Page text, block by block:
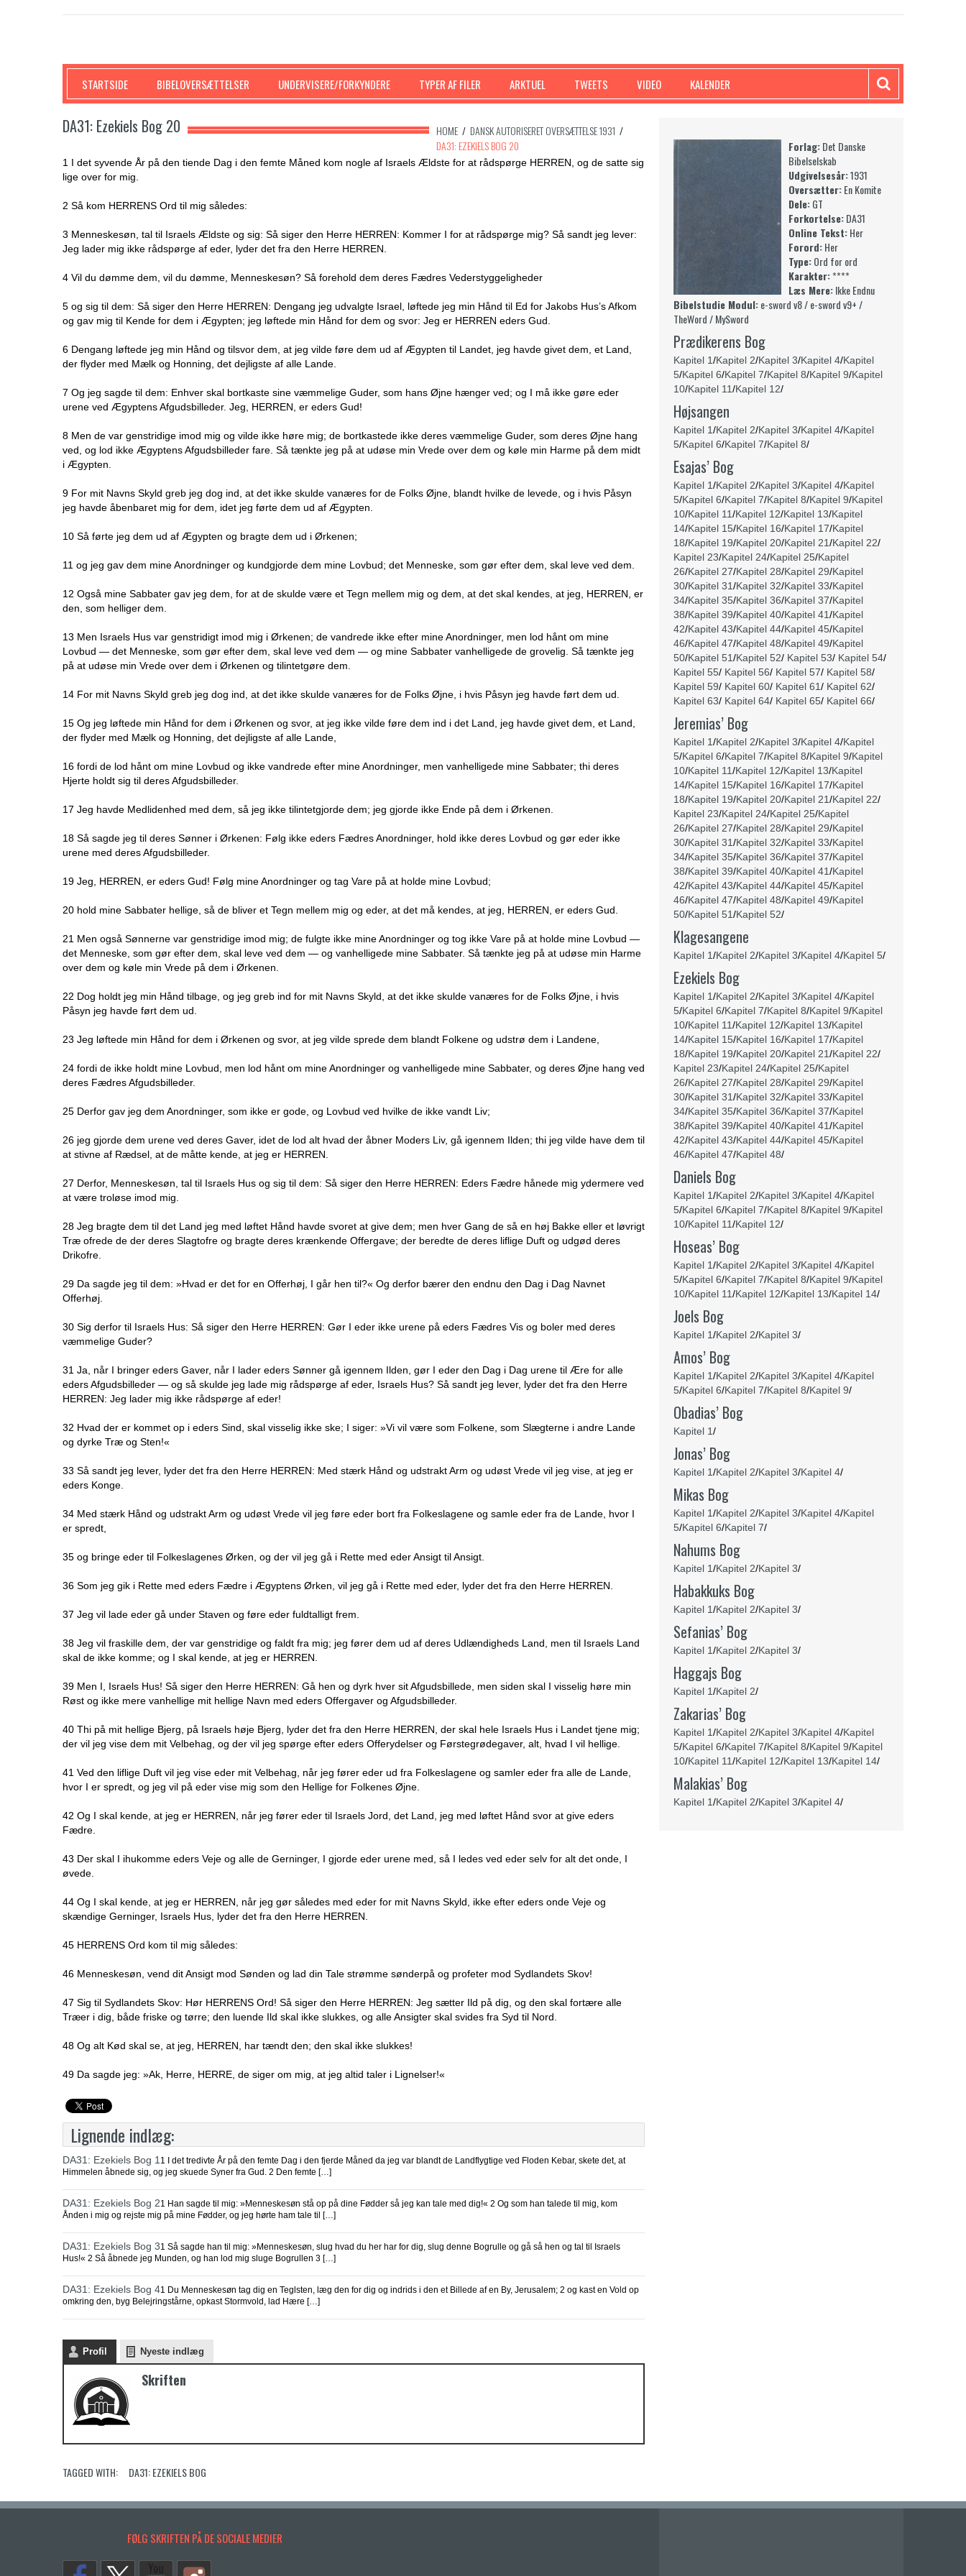
SKRIFTEN
STARTSIDE BIBELOVERSÆTTELSER UNDERVISERE/FORKYNDERE TYPER AF FILER ARKTUEL TWEETS VIDEO KALENDER
HOME / DANSK AUTORISERET OVERSÆTTELSE 1931 /
DA31: EZEKIELS BOG 20
DA31: Ezekiels Bog 20
1 I det syvende År på den tiende Dag i den femte Måned kom nogle af Israels Ældste for at rådspørge HERREN, og de satte sig
lige over for mig.
2 Så kom HERRENS Ord til mig således:
3 Menneskesøn, tal til Israels Ældste og sig: Så siger den Herre HERREN: Kommer I for at rådspørge mig? Så sandt jeg lever:
Jeg lader mig ikke rådspørge af eder, lyder det fra den Herre HERREN.
4 Vil du dømme dem, vil du dømme, Menneskesøn? Så forehold dem deres Fædres Vederstyggeligheder
5 og sig til dem: Så siger den Herre HERREN: Dengang jeg udvalgte Israel, løftede jeg min Hånd til Ed for Jakobs Hus’s Afkom
og gav mig til Kende for dem i Ægypten; jeg løftede min Hånd for dem og svor: Jeg er HERREN eders Gud.
6 Dengang løftede jeg min Hånd og tilsvor dem, at jeg vilde føre dem ud af Ægypten til Landet, jeg havde givet dem, et Land,
der flyder med Mælk og Honning, det dejligste af alle Lande.
7 Og jeg sagde til dem: Enhver skal bortkaste sine væmmelige Guder, som hans Øjne hænger ved; og I må ikke gøre eder
urene ved Ægyptens Afgudsbilleder. Jeg, HERREN, er eders Gud!
8 Men de var genstridige imod mig og vilde ikke høre mig; de bortkastede ikke deres væmmelige Guder, som deres Øjne hang
ved, og lod ikke Ægyptens Afgudsbilleder fare. Så tænkte jeg på at udøse min Vrede over dem og køle min Harme på dem midt
i Ægypten.
9 For mit Navns Skyld greb jeg dog ind, at det ikke skulde vanæres for de Folks Øjne, blandt hvilke de levede, og i hvis Påsyn
jeg havde åbenbaret mig for dem, idet jeg førte dem ud af Ægypten.
10 Så førte jeg dem ud af Ægypten og bragte dem ud i Ørkenen;
11 og jeg gav dem mine Anordninger og kundgjorde dem mine Lovbud; det Menneske, som gør efter dem, skal leve ved dem.
12 Også mine Sabbater gav jeg dem, for at de skulde være et Tegn mellem mig og dem, at det skal kendes, at jeg, HERREN, er
den, som helliger dem.
13 Men Israels Hus var genstridigt imod mig i Ørkenen; de vandrede ikke efter mine Anordninger, men lod hånt om mine
Lovbud — det Menneske, som gør efter dem, skal leve ved dem — og mine Sabbater vanhelligede de grovelig. Så tænkte jeg
på at udøse min Vrede over dem i Ørkenen og tilintetgøre dem.
14 For mit Navns Skyld greb jeg dog ind, at det ikke skulde vanæres for de Folks Øjne, i hvis Påsyn jeg havde ført dem ud.
15 Og jeg løftede min Hånd for dem i Ørkenen og svor, at jeg ikke vilde føre dem ind i det Land, jeg havde givet dem, et Land,
der flyder med Mælk og Honning, det dejligste af alle Lande,
16 fordi de lod hånt om mine Lovbud og ikke vandrede efter mine Anordninger, men vanhelligede mine Sabbater; thi deres
Hjerte holdt sig til deres Afgudsbilleder.
17 Jeg havde Medlidenhed med dem, så jeg ikke tilintetgjorde dem; jeg gjorde ikke Ende på dem i Ørkenen.
18 Så sagde jeg til deres Sønner i Ørkenen: Følg ikke eders Fædres Anordninger, hold ikke deres Lovbud og gør eder ikke
urene med deres Afgudsbilleder.
19 Jeg, HERREN, er eders Gud! Følg mine Anordninger og tag Vare på at holde mine Lovbud;
20 hold mine Sabbater hellige, så de bliver et Tegn mellem mig og eder, at det må kendes, at jeg, HERREN, er eders Gud.
21 Men også Sønnerne var genstridige imod mig; de fulgte ikke mine Anordninger og tog ikke Vare på at holde mine Lovbud —
det Menneske, som gør efter dem, skal leve ved dem — og vanhelligede mine Sabbater. Så tænkte jeg på at udøse min Harme
over dem og køle min Vrede på dem i Ørkenen.
22 Dog holdt jeg min Hånd tilbage, og jeg greb ind for mit Navns Skyld, at det ikke skulde vanæres for de Folks Øjne, i hvis
Påsyn jeg havde ført dem ud.
23 Jeg løftede min Hånd for dem i Ørkenen og svor, at jeg vilde sprede dem blandt Folkene og udstrø dem i Landene,
24 fordi de ikke holdt mine Lovbud, men lod hånt om mine Anordninger og vanhelligede mine Sabbater, og deres Øjne hang ved
deres Fædres Afgudsbilleder.
25 Derfor gav jeg dem Anordninger, som ikke er gode, og Lovbud ved hvilke de ikke vandt Liv;
26 jeg gjorde dem urene ved deres Gaver, idet de lod alt hvad der åbner Moders Liv, gå igennem Ilden; thi jeg vilde have dem til
at stivne af Rædsel, at de måtte kende, at jeg er HERREN.
27 Derfor, Menneskesøn, tal til Israels Hus og sig til dem: Så siger den Herre HERREN: Eders Fædre hånede mig ydermere ved
at være troløse imod mig.
28 Jeg bragte dem til det Land jeg med løftet Hånd havde svoret at give dem; men hver Gang de så en høj Bakke eller et løvrigt
Træ ofrede de der deres Slagtofre og bragte deres krænkende Offergave; der beredte de deres liflige Duft og udgød deres
Drikofre.
29 Da sagde jeg til dem: »Hvad er det for en Offerhøj, I går hen til?« Og derfor bærer den endnu den Dag i Dag Navnet
Offerhøj.
30 Sig derfor til Israels Hus: Så siger den Herre HERREN: Gør I eder ikke urene på eders Fædres Vis og boler med deres
væmmelige Guder?
31 Ja, når I bringer eders Gaver, når I lader eders Sønner gå igennem Ilden, gør I eder den Dag i Dag urene til Ære for alle
eders Afgudsbilleder — og så skulde jeg lade mig rådspørge af eder, Israels Hus? Så sandt jeg lever, lyder det fra den Herre
HERREN: Jeg lader mig ikke rådspørge af eder!
32 Hvad der er kommet op i eders Sind, skal visselig ikke ske; I siger: »Vi vil være som Folkene, som Slægterne i andre Lande
og dyrke Træ og Sten!«
33 Så sandt jeg lever, lyder det fra den Herre HERREN: Med stærk Hånd og udstrakt Arm og udøst Vrede vil jeg vise, at jeg er
eders Konge.
34 Med stærk Hånd og udstrakt Arm og udøst Vrede vil jeg føre eder bort fra Folkeslagene og samle eder fra de Lande, hvor I
er spredt,
35 og bringe eder til Folkeslagenes Ørken, og der vil jeg gå i Rette med eder Ansigt til Ansigt.
36 Som jeg gik i Rette med eders Fædre i Ægyptens Ørken, vil jeg gå i Rette med eder, lyder det fra den Herre HERREN.
37 Jeg vil lade eder gå under Staven og føre eder fuldtalligt frem.
38 Jeg vil fraskille dem, der var genstridige og faldt fra mig; jeg fører dem ud af deres Udlændigheds Land, men til Israels Land
skal de ikke komme; og I skal kende, at jeg er HERREN.
39 Men I, Israels Hus! Så siger den Herre HERREN: Gå hen og dyrk hver sit Afgudsbillede, men siden skal I visselig høre min
Røst og ikke mere vanhellige mit hellige Navn med eders Offergaver og Afgudsbilleder.
40 Thi på mit hellige Bjerg, på Israels høje Bjerg, lyder det fra den Herre HERREN, der skal hele Israels Hus i Landet tjene mig;
der vil jeg vise dem mit Velbehag, og der vil jeg spørge efter eders Offerydelser og Førstegrødegaver, alt, hvad I vil hellige.
41 Ved den liflige Duft vil jeg vise eder mit Velbehag, når jeg fører eder ud fra Folkeslagene og samler eder fra alle de Lande,
hvor I er spredt, og jeg vil på eder vise mig som den Hellige for Folkenes Øjne.
42 Og I skal kende, at jeg er HERREN, når jeg fører eder til Israels Jord, det Land, jeg med løftet Hånd svor at give eders
Fædre.
43 Der skal I ihukomme eders Veje og alle de Gerninger, I gjorde eder urene med, så I ledes ved eder selv for alt det onde, I
øvede.
44 Og I skal kende, at jeg er HERREN, når jeg gør således med eder for mit Navns Skyld, ikke efter eders onde Veje og
skændige Gerninger, Israels Hus, lyder det fra den Herre HERREN.
45 HERRENS Ord kom til mig således:
46 Menneskesøn, vend dit Ansigt mod Sønden og lad din Tale strømme sønderpå og profeter mod Sydlandets Skov!
47 Sig til Sydlandets Skov: Hør HERRENS Ord! Så siger den Herre HERREN: Jeg sætter Ild på dig, og den skal fortære alle
Træer i dig, både friske og tørre; den luende Ild skal ikke slukkes, og alle Ansigter skal svides fra Syd til Nord.
48 Og alt Kød skal se, at jeg, HERREN, har tændt den; den skal ikke slukkes!
49 Da sagde jeg: »Ak, Herre, HERRE, de siger om mig, at jeg altid taler i Lignelser!«
Lignende indlæg:
DA31: Ezekiels Bog 1 1 I det tredivte År på den femte Dag i den fjerde Måned da jeg var blandt de Landflygtige ved Floden Kebar, skete det, at
Himmelen åbnede sig, og jeg skuede Syner fra Gud. 2 Den femte […]
DA31: Ezekiels Bog 21 Han sagde til mig: »Menneskesøn stå op på dine Fødder så jeg kan tale med dig!« 2 Og som han talede til mig, kom
Ånden i mig og rejste mig på mine Fødder, og jeg hørte ham tale til […]
DA31: Ezekiels Bog 31 Så sagde han til mig: »Menneskesøn, slug hvad du her har for dig, slug denne Bogrulle og gå så hen og tal til Israels
Hus!« 2 Så åbnede jeg Munden, og han lod mig sluge Bogrullen 3 […]
DA31: Ezekiels Bog 41 Du Menneskesøn tag dig en Teglsten, læg den for dig og indrids i den et Billede af en By, Jerusalem; 2 og kast en Vold op
omkring den, byg Belejringstårne, opkast Stormvold, lad Hære […]
Profil Nyeste indlæg
Skriften
TAGGED WITH: DA31: EZEKIELS BOG
Forlag:Det Danske
Bibelselskab
Udgivelsesår:1931
Oversætter:En Komite
Dele:GT
Forkortelse:DA31
Online Tekst:Her
Forord:Her
Type:Ord for ord
Karakter:****
Læs Mere:Ikke Endnu
Bibelstudie Modul:e-sword v8 / e-sword v9+ /
TheWord / MySword
Prædikerens Bog
Kapitel 1/Kapitel 2/Kapitel 3/Kapitel 4/Kapitel
5/Kapitel 6/Kapitel 7/Kapitel 8/Kapitel 9/Kapitel
10/Kapitel 11/Kapitel 12/
Højsangen
Kapitel 1/Kapitel 2/Kapitel 3/Kapitel 4/Kapitel
5/Kapitel 6/Kapitel 7/Kapitel 8/
Esajas’ Bog
Kapitel 1/Kapitel 2/Kapitel 3/Kapitel 4/Kapitel
5/Kapitel 6/Kapitel 7/Kapitel 8/Kapitel 9/Kapitel
10/Kapitel 11/Kapitel 12/Kapitel 13/Kapitel
14/Kapitel 15/Kapitel 16/Kapitel 17/Kapitel
18/Kapitel 19/Kapitel 20/Kapitel 21/Kapitel 22/
Kapitel 23/Kapitel 24/Kapitel 25/Kapitel
26/Kapitel 27/Kapitel 28/Kapitel 29/Kapitel
30/Kapitel 31/Kapitel 32/Kapitel 33/Kapitel
34/Kapitel 35/Kapitel 36/Kapitel 37/Kapitel
38/Kapitel 39/Kapitel 40/Kapitel 41/Kapitel
42/Kapitel 43/Kapitel 44/Kapitel 45/Kapitel
46/Kapitel 47/Kapitel 48/Kapitel 49/Kapitel
50/Kapitel 51/Kapitel 52/ Kapitel 53/ Kapitel 54/
Kapitel 55/ Kapitel 56/ Kapitel 57/ Kapitel 58/
Kapitel 59/ Kapitel 60/ Kapitel 61/ Kapitel 62/
Kapitel 63/ Kapitel 64/ Kapitel 65/ Kapitel 66/
Jeremias’ Bog
Kapitel 1/Kapitel 2/Kapitel 3/Kapitel 4/Kapitel
5/Kapitel 6/Kapitel 7/Kapitel 8/Kapitel 9/Kapitel
10/Kapitel 11/Kapitel 12/Kapitel 13/Kapitel
14/Kapitel 15/Kapitel 16/Kapitel 17/Kapitel
18/Kapitel 19/Kapitel 20/Kapitel 21/Kapitel 22/
Kapitel 23/Kapitel 24/Kapitel 25/Kapitel
26/Kapitel 27/Kapitel 28/Kapitel 29/Kapitel
30/Kapitel 31/Kapitel 32/Kapitel 33/Kapitel
34/Kapitel 35/Kapitel 36/Kapitel 37/Kapitel
38/Kapitel 39/Kapitel 40/Kapitel 41/Kapitel
42/Kapitel 43/Kapitel 44/Kapitel 45/Kapitel
46/Kapitel 47/Kapitel 48/Kapitel 49/Kapitel
50/Kapitel 51/Kapitel 52/
Klagesangene
Kapitel 1/Kapitel 2/Kapitel 3/Kapitel 4/Kapitel 5/
Ezekiels Bog
Kapitel 1/Kapitel 2/Kapitel 3/Kapitel 4/Kapitel
5/Kapitel 6/Kapitel 7/Kapitel 8/Kapitel 9/Kapitel
10/Kapitel 11/Kapitel 12/Kapitel 13/Kapitel
14/Kapitel 15/Kapitel 16/Kapitel 17/Kapitel
18/Kapitel 19/Kapitel 20/Kapitel 21/Kapitel 22/
Kapitel 23/Kapitel 24/Kapitel 25/Kapitel
26/Kapitel 27/Kapitel 28/Kapitel 29/Kapitel
30/Kapitel 31/Kapitel 32/Kapitel 33/Kapitel
34/Kapitel 35/Kapitel 36/Kapitel 37/Kapitel
38/Kapitel 39/Kapitel 40/Kapitel 41/Kapitel
42/Kapitel 43/Kapitel 44/Kapitel 45/Kapitel
46/Kapitel 47/Kapitel 48/
Daniels Bog
Kapitel 1/Kapitel 2/Kapitel 3/Kapitel 4/Kapitel
5/Kapitel 6/Kapitel 7/Kapitel 8/Kapitel 9/Kapitel
10/Kapitel 11/Kapitel 12/
Hoseas’ Bog
Kapitel 1/Kapitel 2/Kapitel 3/Kapitel 4/Kapitel
5/Kapitel 6/Kapitel 7/Kapitel 8/Kapitel 9/Kapitel
10/Kapitel 11/Kapitel 12/Kapitel 13/Kapitel 14/
Joels Bog
Kapitel 1/Kapitel 2/Kapitel 3/
Amos’ Bog
Kapitel 1/Kapitel 2/Kapitel 3/Kapitel 4/Kapitel
5/Kapitel 6/Kapitel 7/Kapitel 8/Kapitel 9/
Obadias’ Bog
Kapitel 1/
Jonas’ Bog
Kapitel 1/Kapitel 2/Kapitel 3/Kapitel 4/
Mikas Bog
Kapitel 1/Kapitel 2/Kapitel 3/Kapitel 4/Kapitel
5/Kapitel 6/Kapitel 7/
Nahums Bog
Kapitel 1/Kapitel 2/Kapitel 3/
Habakkuks Bog
Kapitel 1/Kapitel 2/Kapitel 3/
Sefanias’ Bog
Kapitel 1/Kapitel 2/Kapitel 3/
Haggajs Bog
Kapitel 1/Kapitel 2/
Zakarias’ Bog
Kapitel 1/Kapitel 2/Kapitel 3/Kapitel 4/Kapitel
5/Kapitel 6/Kapitel 7/Kapitel 8/Kapitel 9/Kapitel
10/Kapitel 11/Kapitel 12/Kapitel 13/Kapitel 14/
Malakias’ Bog
Kapitel 1/Kapitel 2/Kapitel 3/Kapitel 4/
FØLG SKRIFTEN PÅ DE SOCIALE MEDIER